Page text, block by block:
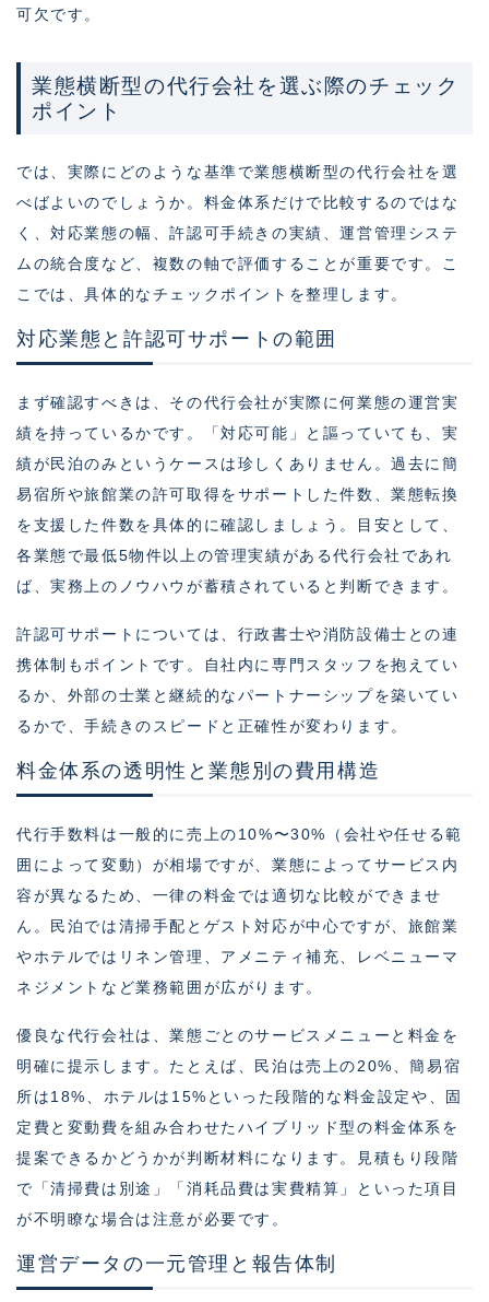
可欠です。
業態横断型の代行会社を選ぶ際のチェック
ポイント
では、実際にどのような基準で業態横断型の代行会社を選
べばよいのでしょうか。料金体系だけで比較するのではな
く、対応業態の幅、許認可手続きの実績、運営管理システ
ムの統合度など、複数の軸で評価することが重要です。こ
こでは、具体的なチェックポイントを整理します。
対応業態と許認可サポートの範囲
まず確認すべきは、その代行会社が実際に何業態の運営実
績を持っているかです。「対応可能」と謳っていても、実
績が民泊のみというケースは珍しくありません。過去に簡
易宿所や旅館業の許可取得をサポートした件数、業態転換
を支援した件数を具体的に確認しましょう。目安として、
各業態で最低5物件以上の管理実績がある代行会社であれ
ば、実務上のノウハウが蓄積されていると判断できます。
許認可サポートについては、行政書士や消防設備士との連
携体制もポイントです。自社内に専門スタッフを抱えてい
るか、外部の士業と継続的なパートナーシップを築いてい
るかで、手続きのスピードと正確性が変わります。
料金体系の透明性と業態別の費用構造
代行手数料は一般的に売上の10%〜30%（会社や任せる範
囲によって変動）が相場ですが、業態によってサービス内
容が異なるため、一律の料金では適切な比較ができませ
ん。民泊では清掃手配とゲスト対応が中心ですが、旅館業
やホテルではリネン管理、アメニティ補充、レベニューマ
ネジメントなど業務範囲が広がります。
優良な代行会社は、業態ごとのサービスメニューと料金を
明確に提示します。たとえば、民泊は売上の20%、簡易宿
所は18%、ホテルは15%といった段階的な料金設定や、固
定費と変動費を組み合わせたハイブリッド型の料金体系を
提案できるかどうかが判断材料になります。見積もり段階
で「清掃費は別途」「消耗品費は実費精算」といった項目
が不明瞭な場合は注意が必要です。
運営データの一元管理と報告体制